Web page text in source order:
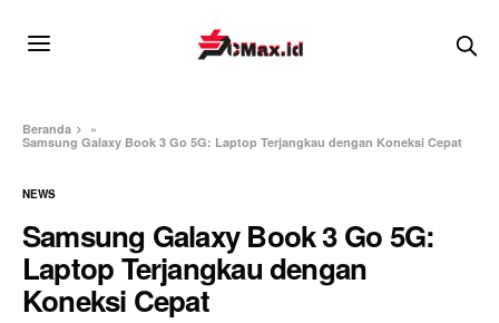
Beranda
»
Samsung Galaxy Book 3 Go 5G: Laptop Terjangkau dengan Koneksi Cepat
NEWS
Samsung Galaxy Book 3 Go 5G:
Laptop Terjangkau dengan
Koneksi Cepat